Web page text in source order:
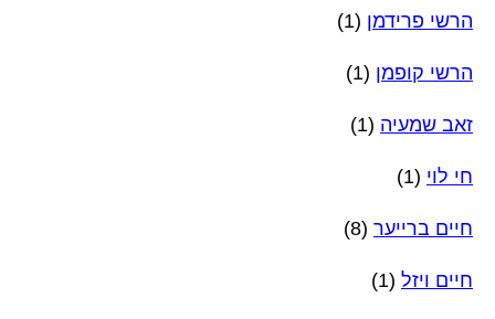
הרשי פרידמן (1)
הרשי קופמן (1)
זאב שמעיה (1)
חי לוי (1)
חיים ברייער (8)
חיים ויזל (1)